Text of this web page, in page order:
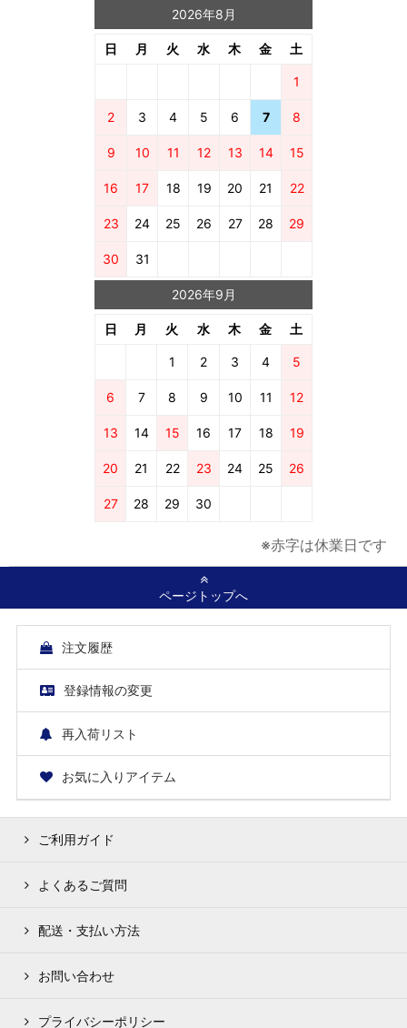
2026年8月
日 月 火 水 木 金 土
1
2 3 4 5 6 7 8
9 10 11 12 13 14 15
16 17 18 19 20 21 22
23 24 25 26 27 28 29
30 31
2026年9月
日 月 火 水 木 金 土
1 2 3 4 5
6 7 8 9 10 11 12
13 14 15 16 17 18 19
20 21 22 23 24 25 26
27 28 29 30
※赤字は休業日です
ページトップへ
注文履歴
登録情報の変更
再入荷リスト
お気に入りアイテム
ご利用ガイド
よくあるご質問
配送・支払い方法
お問い合わせ
プライバシーポリシー